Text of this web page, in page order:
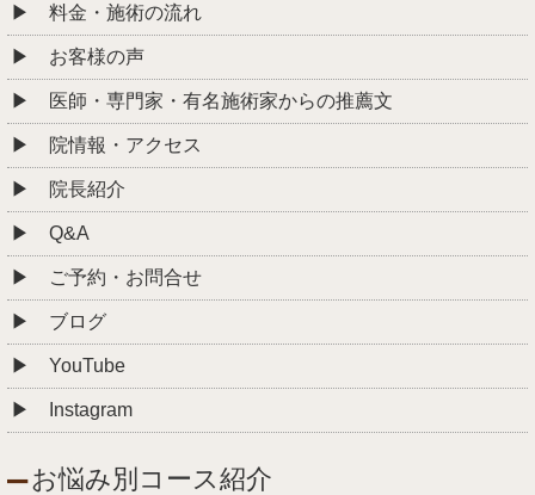
料金・施術の流れ
お客様の声
医師・専門家・有名施術家からの推薦文
院情報・アクセス
院長紹介
Q&A
ご予約・お問合せ
ブログ
YouTube
Instagram
お悩み別コース紹介